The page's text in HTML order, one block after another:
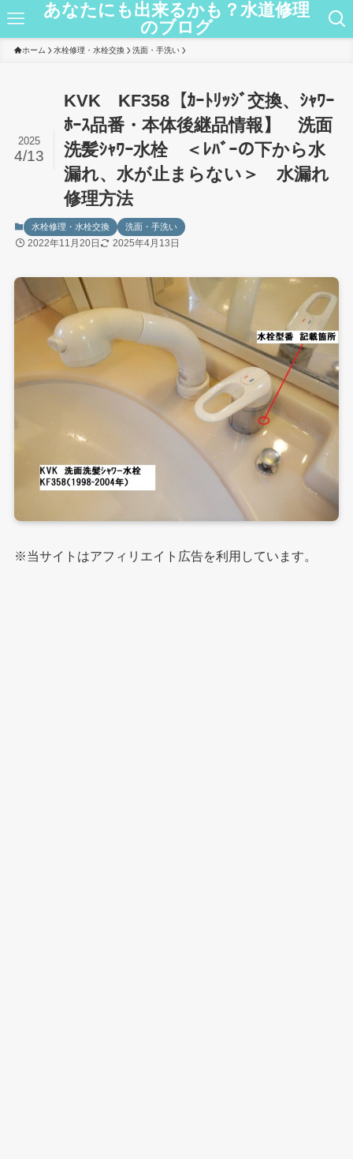
あなたにも出来るかも？水道修理
のブログ
ホーム 水栓修理・水栓交換 洗面・手洗い
KVK KF358【ｶｰﾄﾘｯｼﾞ交換、ｼｬﾜｰ
ﾎｰｽ品番・本体後継品情報】 洗面
洗髪ｼｬﾜｰ水栓 ＜ﾚﾊﾞｰの下から水
漏れ、水が止まらない＞ 水漏れ
修理方法
2025
4/13
水栓修理・水栓交換 洗面・手洗い
2022年11月20日 2025年4月13日
※当サイトはアフィリエイト広告を利用しています。